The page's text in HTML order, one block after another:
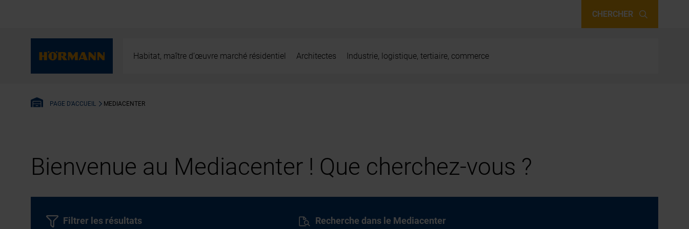
CHERCHER
Habitat, maître d’œuvre marché résidentiel Architectes Industrie, logistique, tertiaire, commerce
PAGE D'ACCUEIL MEDIACENTER
Bienvenue au Mediacenter ! Que cherchez-vous ?
Recherche dans le Mediacenter
Filtrer les résultats